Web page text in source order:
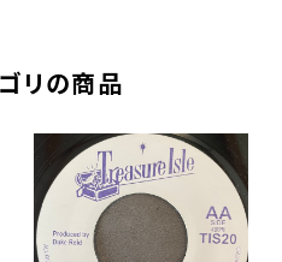
リの商品